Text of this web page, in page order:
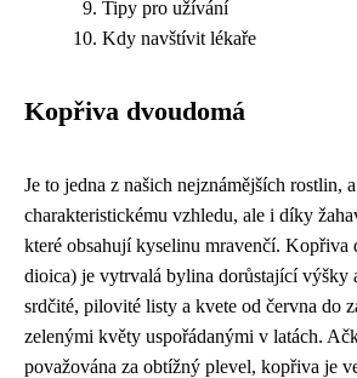
Tipy pro užívání
Kdy navštívit lékaře
Kopřiva dvoudomá
Je to jedna z našich nejznámějších rostlin,
charakteristickému vzhledu, ale i díky
které obsahují kyselinu mravenčí. Kopřiva
dioica) je vytrvalá bylina dorůstající výšky
srdčité, pilovité listy a kvete od června do
zelenými květy uspořádanými v latách.
považována za obtížný plevel, kopřiva je